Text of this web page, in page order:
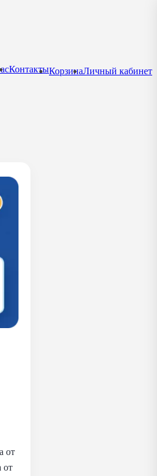
КонтактыКорзинаЛичный кабинет
от
от